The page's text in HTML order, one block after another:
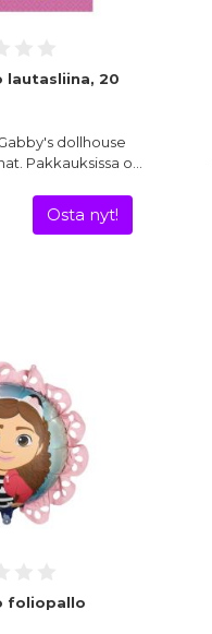
lautasliina, 20
dollhouse
Pakkauksissa o…
Osta nyt!
foliopallo